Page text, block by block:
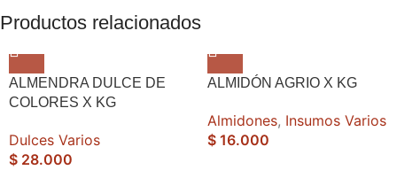
Productos relacionados
ALMENDRA DULCE DE
COLORES X KG
Dulces Varios
$ 28.000
ALMIDÓN AGRIO X KG
Almidones, Insumos Varios
$ 16.000